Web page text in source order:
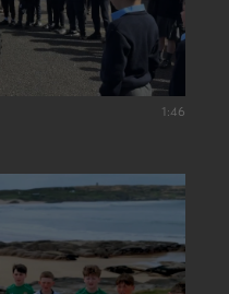
1:46